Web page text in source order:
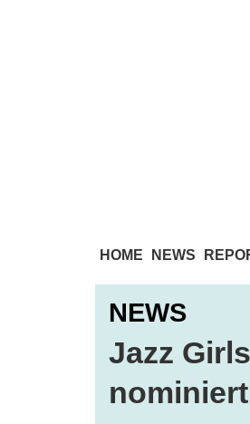
HOME NEWS
NEWS
Jazz
nominiert